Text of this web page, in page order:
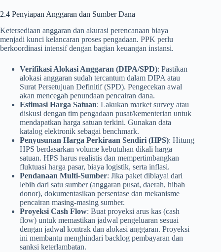
2.4 Penyiapan Anggaran dan Sumber Dana
Ketersediaan anggaran dan akurasi perencanaan biaya
menjadi kunci kelancaran proses pengadaan. PPK perlu
berkoordinasi intensif dengan bagian keuangan instansi.
Verifikasi Alokasi Anggaran (DIPA/SPD): Pastikan
alokasi anggaran sudah tercantum dalam DIPA atau
Surat Persetujuan Definitif (SPD). Pengecekan awal
akan mencegah penundaan pencairan dana.
Estimasi Harga Satuan: Lakukan market survey atau
diskusi dengan tim pengadaan pusat/kementerian untuk
mendapatkan harga satuan terkini. Gunakan data
katalog elektronik sebagai benchmark.
Penyusunan Harga Perkiraan Sendiri (HPS): Hitung
HPS berdasarkan volume kebutuhan dikali harga
satuan. HPS harus realistis dan mempertimbangkan
fluktuasi harga pasar, biaya logistik, serta inflasi.
Pendanaan Multi-Sumber: Jika paket dibiayai dari
lebih dari satu sumber (anggaran pusat, daerah, hibah
donor), dokumentasikan persentase dan mekanisme
pencairan masing-masing sumber.
Proyeksi Cash Flow: Buat proyeksi arus kas (cash
flow) untuk memastikan jadwal pengeluaran sesuai
dengan jadwal kontrak dan alokasi anggaran. Proyeksi
ini membantu menghindari backlog pembayaran dan
sanksi keterlambatan.